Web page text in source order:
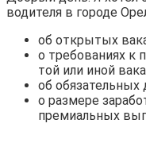
водителя в городе
об открытых
о требованиях к
той или иной
об обязательных
о размере
премиальных